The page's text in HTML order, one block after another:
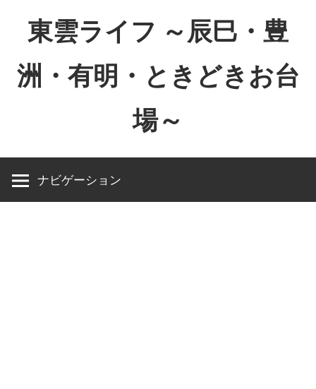
東雲ライフ ～辰巳・豊
洲・有明・ときどきお台
場～
ラ
ナビゲーション